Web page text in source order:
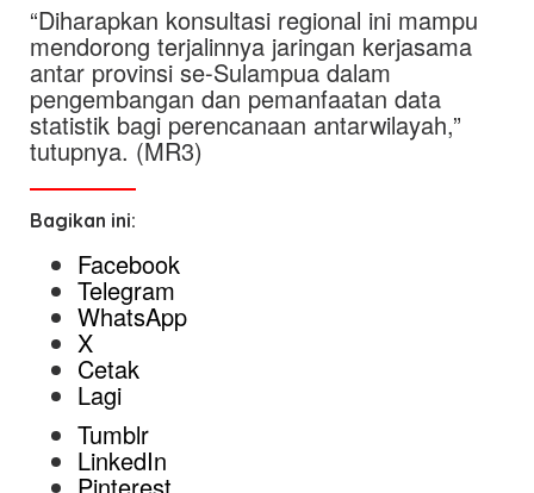
“Diharapkan konsultasi regional ini mampu
mendorong terjalinnya jaringan kerjasama
antar provinsi se-Sulampua dalam
pengembangan dan pemanfaatan data
statistik bagi perencanaan antarwilayah,”
tutupnya. (MR3)
Bagikan ini:
Facebook
Telegram
WhatsApp
X
Cetak
Lagi
Tumblr
LinkedIn